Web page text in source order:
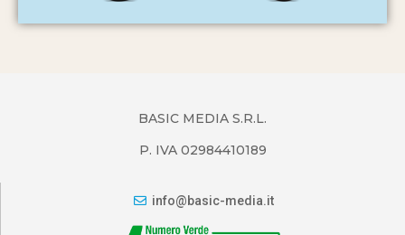
BASIC MEDIA S.R.L.
P. IVA 02984410189
info@basic-media.it